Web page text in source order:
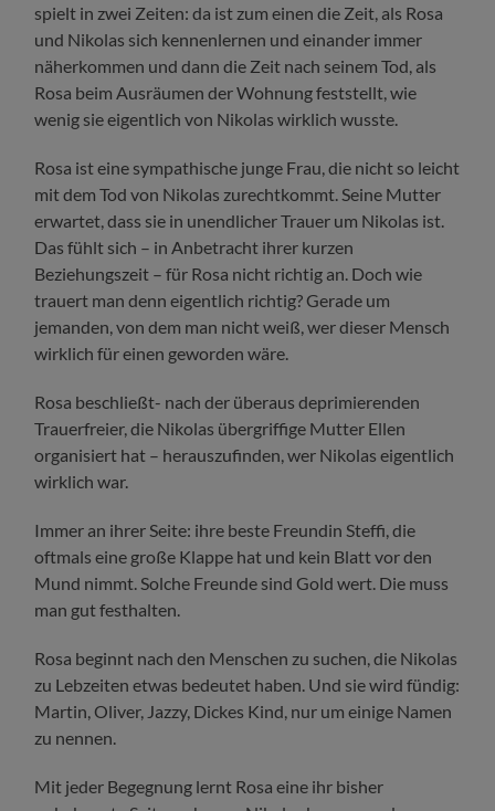
spielt in zwei Zeiten: da ist zum einen die Zeit, als Rosa
und Nikolas sich kennenlernen und einander immer
näherkommen und dann die Zeit nach seinem Tod, als
Rosa beim Ausräumen der Wohnung feststellt, wie
wenig sie eigentlich von Nikolas wirklich wusste.
Rosa ist eine sympathische junge Frau, die nicht so leicht
mit dem Tod von Nikolas zurechtkommt. Seine Mutter
erwartet, dass sie in unendlicher Trauer um Nikolas ist.
Das fühlt sich – in Anbetracht ihrer kurzen
Beziehungszeit – für Rosa nicht richtig an. Doch wie
trauert man denn eigentlich richtig? Gerade um
jemanden, von dem man nicht weiß, wer dieser Mensch
wirklich für einen geworden wäre.
Rosa beschließt- nach der überaus deprimierenden
Trauerfreier, die Nikolas übergriffige Mutter Ellen
organisiert hat – herauszufinden, wer Nikolas eigentlich
wirklich war.
Immer an ihrer Seite: ihre beste Freundin Steffi, die
oftmals eine große Klappe hat und kein Blatt vor den
Mund nimmt. Solche Freunde sind Gold wert. Die muss
man gut festhalten.
Rosa beginnt nach den Menschen zu suchen, die Nikolas
zu Lebzeiten etwas bedeutet haben. Und sie wird fündig:
Martin, Oliver, Jazzy, Dickes Kind, nur um einige Namen
zu nennen.
Mit jeder Begegnung lernt Rosa eine ihr bisher